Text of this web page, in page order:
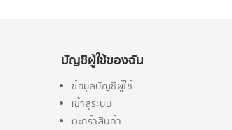
บัญชีผู้ใช้ของฉัน
ข้อมูลบัญชีผู้ใช้
เข้าสู่ระบบ
ตะกร้าสินค้า